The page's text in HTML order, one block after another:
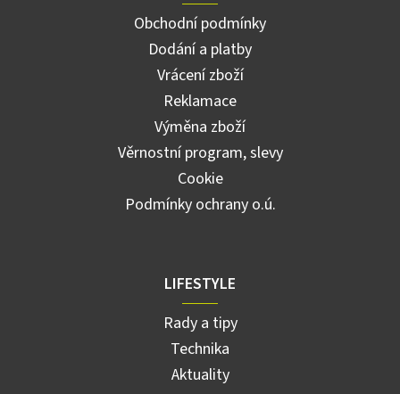
Obchodní podmínky
Dodání a platby
Vrácení zboží
Reklamace
Výměna zboží
Věrnostní program, slevy
Cookie
Podmínky ochrany o.ú.
LIFESTYLE
Rady a tipy
Technika
Aktuality